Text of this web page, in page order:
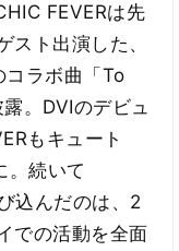
FEVERは先
スト出演した、
コラボ曲「To
。DVIのデビュ
もキュート
。続いて
込んだのは、2
での活動を全面